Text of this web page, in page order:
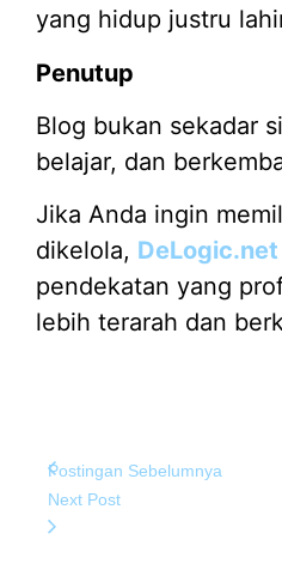
yang hidup justru
Penutup
Blog bukan sekadar
belajar, dan
Jika Anda ingin
dikelola, DeLogic.net
pendekatan yang
lebih terarah dan
Postingan Sebelumnya
Next Post